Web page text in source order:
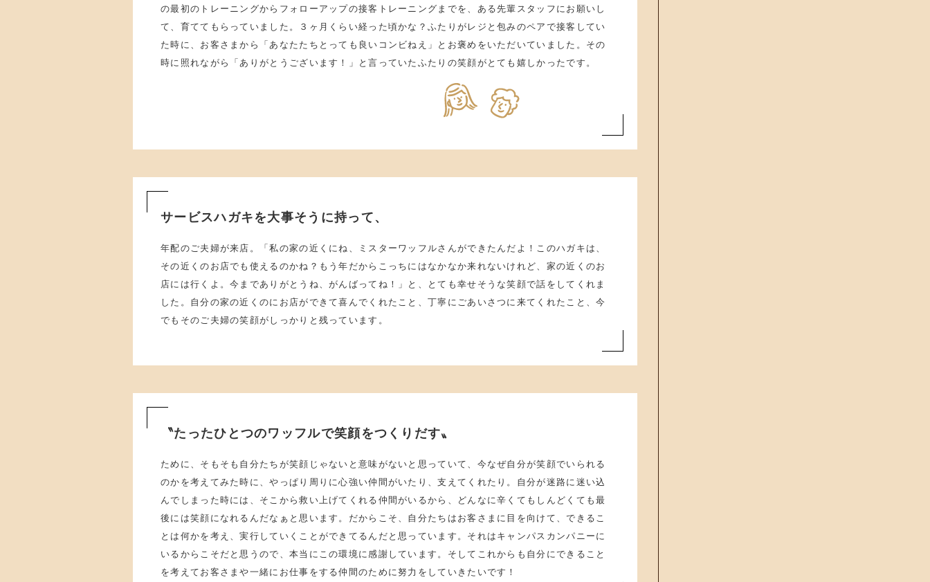
の最初のトレーニングからフォローアップの接客トレーニングまでを、ある先輩スタッフにお願いし
て、育ててもらっていました。３ヶ月くらい経った頃かな？ふたりがレジと包みのペアで接客してい
た時に、お客さまから「あなたたちとっても良いコンビねえ」とお褒めをいただいていました。その
時に照れながら「ありがとうございます！」と言っていたふたりの笑顔がとても嬉しかったです。
サービスハガキを大事そうに持って、
年配のご夫婦が来店。「私の家の近くにね、ミスターワッフルさんができたんだよ！このハガキは、
その近くのお店でも使えるのかね？もう年だからこっちにはなかなか来れないけれど、家の近くのお
店には行くよ。今までありがとうね、がんばってね！」と、とても幸せそうな笑顔で話をしてくれま
した。自分の家の近くのにお店ができて喜んでくれたこと、丁寧にごあいさつに来てくれたこと、今
でもそのご夫婦の笑顔がしっかりと残っています。
〝たったひとつのワッフルで笑顔をつくりだす〟
ために、そもそも自分たちが笑顔じゃないと意味がないと思っていて、今なぜ自分が笑顔でいられる
のかを考えてみた時に、やっぱり周りに心強い仲間がいたり、支えてくれたり。自分が迷路に迷い込
んでしまった時には、そこから救い上げてくれる仲間がいるから、どんなに辛くてもしんどくても最
後には笑顔になれるんだなぁと思います。だからこそ、自分たちはお客さまに目を向けて、できるこ
とは何かを考え、実行していくことができてるんだと思っています。それはキャンパスカンパニーに
いるからこそだと思うので、本当にこの環境に感謝しています。そしてこれからも自分にできること
を考えてお客さまや一緒にお仕事をする仲間のために努力をしていきたいです！